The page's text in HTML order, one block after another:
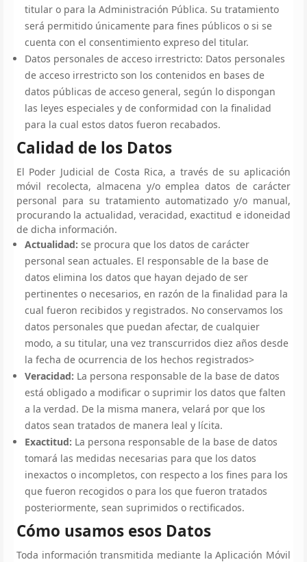
titular o para la Administración Pública. Su tratamiento
será permitido únicamente para fines públicos o si se
cuenta con el consentimiento expreso del titular.
Datos personales de acceso irrestricto: Datos personales
de acceso irrestricto son los contenidos en bases de
datos públicas de acceso general, según lo dispongan
las leyes especiales y de conformidad con la finalidad
para la cual estos datos fueron recabados.
Calidad de los Datos
El Poder Judicial de Costa Rica, a través de su aplicación
móvil recolecta, almacena y/o emplea datos de carácter
personal para su tratamiento automatizado y/o manual,
procurando la actualidad, veracidad, exactitud e idoneidad
de dicha información.
Actualidad: se procura que los datos de carácter
personal sean actuales. El responsable de la base de
datos elimina los datos que hayan dejado de ser
pertinentes o necesarios, en razón de la finalidad para la
cual fueron recibidos y registrados. No conservamos los
datos personales que puedan afectar, de cualquier
modo, a su titular, una vez transcurridos diez años desde
la fecha de ocurrencia de los hechos registrados>
Veracidad: La persona responsable de la base de datos
está obligado a modificar o suprimir los datos que falten
a la verdad. De la misma manera, velará por que los
datos sean tratados de manera leal y lícita.
Exactitud: La persona responsable de la base de datos
tomará las medidas necesarias para que los datos
inexactos o incompletos, con respecto a los fines para los
que fueron recogidos o para los que fueron tratados
posteriormente, sean suprimidos o rectificados.
Cómo usamos esos Datos
Toda información transmitida mediante la Aplicación Móvil